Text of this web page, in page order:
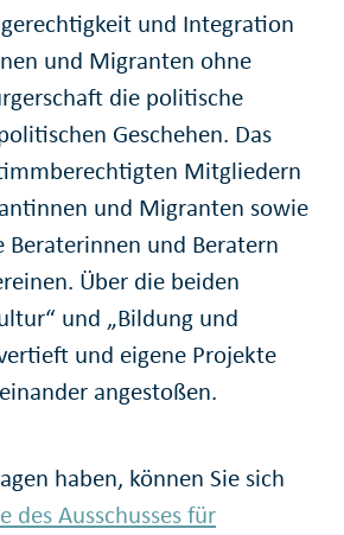
und Integration
und Migranten ohne
die politische
Geschehen. Das
Mitgliedern
und Migranten sowie
und Beratern
Über die beiden
und „Bildung und
und eigene Projekte
angestoßen.
haben, können Sie sich
des Ausschusses für